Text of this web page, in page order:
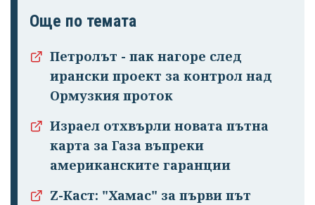
Още по темата
Петролът - пак нагоре след
ирански проект за контрол над
Ормузкия проток
Израел отхвърли новата пътна
карта за Газа въпреки
американските гаранции
Z-Каст: "Хамас" за първи път